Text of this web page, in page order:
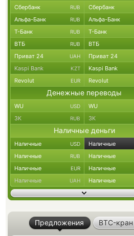
Сбербанк RUB Сбербанк
Альфа-Банк RUB Альфа-Банк
Т-Банк RUB Т-Банк
ВТБ RUB ВТБ
Приват 24 UAH Приват 24
Kaspi Bank KZT Kaspi Bank
Revolut EUR Revolut
Денежные переводы
WU USD WU
ЗК RUB ЗК
Наличные деньги
Наличные USD Наличные
Наличные RUB Наличные
Наличные EUR Наличные
Наличные UAH Наличные
Предложения BTC-кран